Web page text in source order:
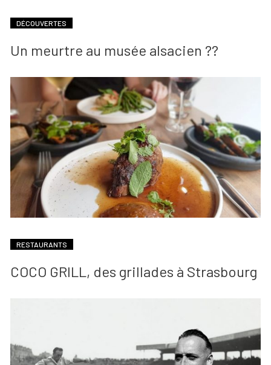
DÉCOUVERTES
Un meurtre au musée alsacien ??
RESTAURANTS
COCO GRILL, des grillades à Strasbourg